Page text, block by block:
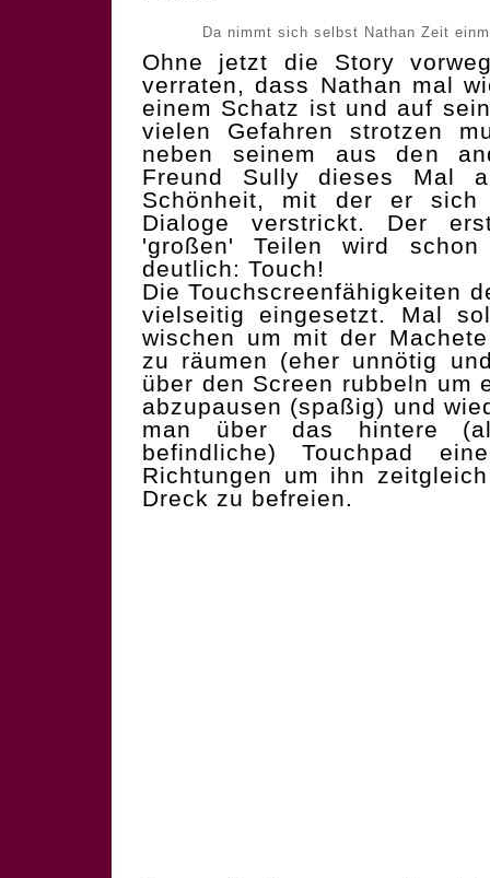
Da nimmt sich selbst Nathan Zeit
Ohne jetzt die Story
verraten, dass Nathan mal
einem Schatz ist und auf
vielen Gefahren strotzen
neben seinem aus den
Freund Sully dieses Mal
Schönheit, mit der er
Dialoge verstrickt. Der
'großen' Teilen wird
deutlich: Touch!
Die Touchscreenfähigkeiten
vielseitig eingesetzt. Mal
wischen um mit der
zu räumen (eher unnötig
über den Screen rubbeln um
abzupausen (spaßig) und
man über das hintere
befindliche) Touchpad
Richtungen um ihn
Dreck zu befreien.